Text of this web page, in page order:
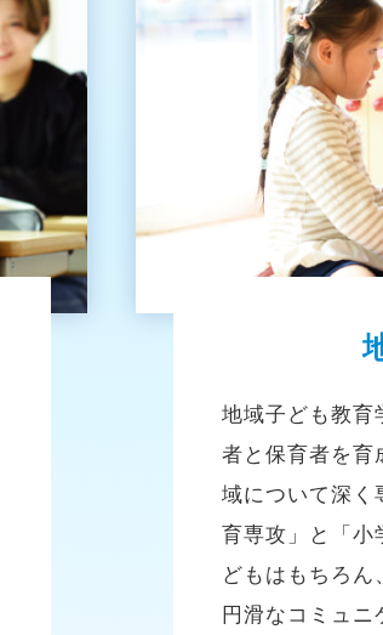
地域子ども教育
者と保育者を育
域について深く
育専攻」と「小
どもはもちろ
円滑なコミュ